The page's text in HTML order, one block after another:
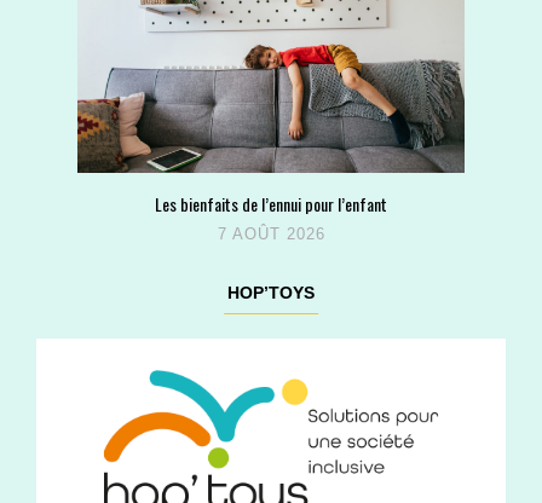
Les bienfaits de l’ennui pour l’enfant
7 AOÛT 2026
HOP’TOYS